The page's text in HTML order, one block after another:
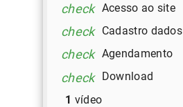
check Acesso ao site
check Cadastro dados
check Agendamento
check
Download
1 vídeo